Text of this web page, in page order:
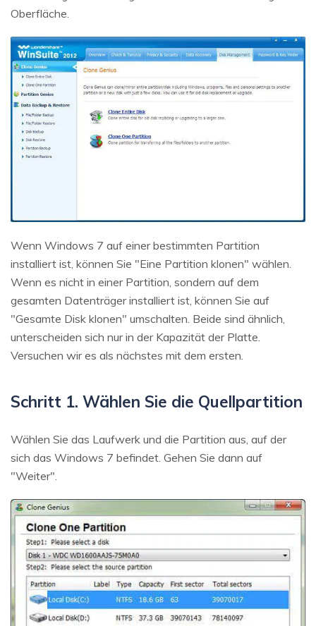
Oberfläche.
Wenn Windows 7 auf einer bestimmten Partition
installiert ist, können Sie "Eine Partition klonen" wählen.
Wenn es nicht in einer Partition, sondern auf dem
gesamten Datenträger installiert ist, können Sie auf
"Gesamte Disk klonen" umschalten. Beide sind ähnlich,
unterscheiden sich nur in der Kapazität der Platte.
Versuchen wir es als nächstes mit dem ersten.
Schritt 1. Wählen Sie die Quellpartition
Wählen Sie das Laufwerk und die Partition aus, auf der
sich das Windows 7 befindet. Gehen Sie dann auf
"Weiter".